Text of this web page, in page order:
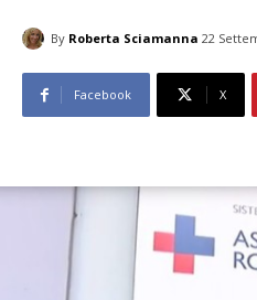
By Roberta Sciamanna 22
Facebook X